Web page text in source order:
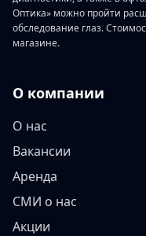
Оптика» можно пройти
обследование глаз.
магазине.
О компании
О нас
Вакансии
Аренда
СМИ о нас
Акции